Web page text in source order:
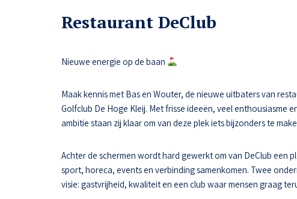
Restaurant DeClub
Nieuwe energie op de baan
Maak kennis met Bas en Wouter, de nieuwe uitbaters van
Golfclub De Hoge Kleij. Met frisse ideeën, veel enthousiasme
ambitie staan zij klaar om van deze plek iets bijzonders te
Achter de schermen wordt hard gewerkt om van DeClub een
sport, horeca, events en verbinding samenkomen. Twee
visie: gastvrijheid, kwaliteit en een club waar mensen graag